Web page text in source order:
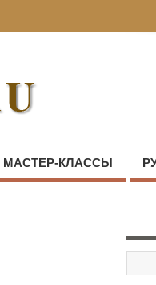
МАСТЕР-КЛАССЫ